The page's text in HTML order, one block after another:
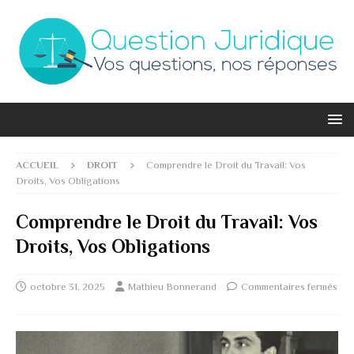
ACCUEIL DROIT
Comprendre le Droit du Travail: Vos
Droits, Vos Obligations
Comprendre le Droit du Travail: Vos
Droits, Vos Obligations
octobre 31, 2025 Mathieu Bonnerand Commentaires fermés